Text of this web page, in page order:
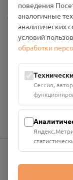
Настройки cookies
Общество с
Проект Помним»
Юридический
Руднянский, г.
Номер счёта:
Кор. счёт:
поведения
аналогичные
аналитических
условий
обработки
Сессия,